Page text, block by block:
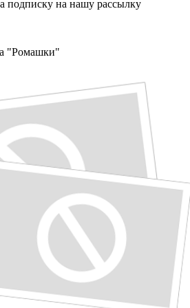
подписку на нашу рассылку
"Ромашки"